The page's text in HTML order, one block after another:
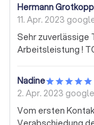
Hermann Grotkopp
11. Apr. 2023
Sehr zuverlässige
Arbeitsleistung !
Nadine
2. Apr. 2023 google
Vom ersten